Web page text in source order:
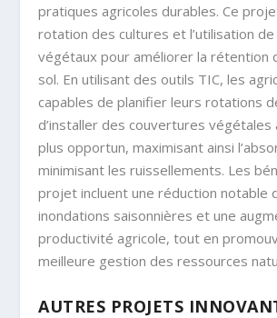
pratiques agricoles durables. Ce
rotation des cultures et l’utilisation
végétaux pour améliorer la rétention
sol. En utilisant des outils TIC, les
capables de planifier leurs rotations
d’installer des couvertures végétales
plus opportun, maximisant ainsi
minimisant les ruissellements. Les
projet incluent une réduction notable
inondations saisonnières et une
productivité agricole, tout en
meilleure gestion des ressources
AUTRES PROJETS